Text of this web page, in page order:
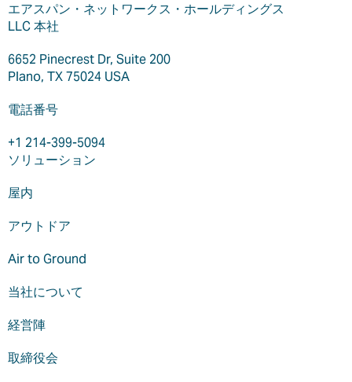
エアスパン・ネットワークス・ホールディングス
LLC 本社
6652 Pinecrest Dr, Suite 200
Plano, TX 75024 USA
電話番号
+1 214-399-5094
ソリューション
屋内
アウトドア
Air to Ground
当社について
経営陣
取締役会